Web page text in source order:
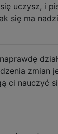
uczysz, i
się ma
zmian
ci nauczyć